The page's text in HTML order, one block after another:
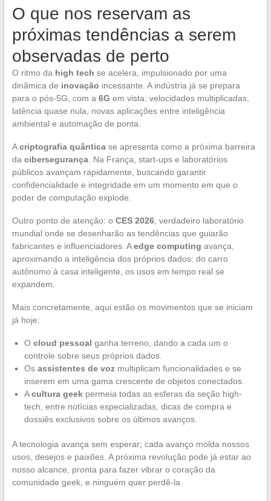
O que nos reservam as
próximas tendências a serem
observadas de perto
O ritmo da high tech se acelera, impulsionado por uma
dinâmica de inovação incessante. A indústria já se prepara
para o pós-5G, com a 6G em vista: velocidades multiplicadas,
latência quase nula, novas aplicações entre inteligência
ambiental e automação de ponta.
Acriptografia quânticase apresenta como a próxima barreira
da cibersegurança. Na França, start-ups e laboratórios
públicos avançam rapidamente, buscando garantir
confidencialidade e integridade em um momento em que o
poder de computação explode.
Outro ponto de atenção: o CES 2026, verdadeiro laboratório
mundial onde se desenharão as tendências que guiarão
fabricantes e influenciadores. Aedge computing avança,
aproximando a inteligência dos próprios dados: do carro
autônomo à casa inteligente, os usos em tempo real se
expandem.
Mais concretamente, aqui estão os movimentos que se iniciam
já hoje:
O cloud pessoal ganha terreno, dando a cada um o
controle sobre seus próprios dados.
Os assistentes de vozmultiplicam funcionalidades e se
inserem em uma gama crescente de objetos conectados.
Acultura geekpermeia todas as esferas da seção high-
tech, entre notícias especializadas, dicas de compra e
dossiês exclusivos sobre os últimos avanços.
A tecnologia avança sem esperar; cada avanço molda nossos
usos, desejos e paixões. A próxima revolução pode já estar ao
nosso alcance, pronta para fazer vibrar o coração da
comunidade geek, e ninguém quer perdê-la.